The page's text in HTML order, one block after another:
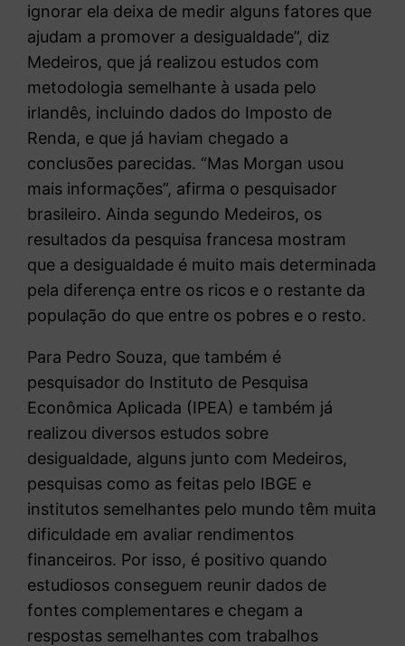
ignorar ela deixa de medir alguns fatores que
ajudam a promover a desigualdade”, diz
Medeiros, que já realizou estudos com
metodologia semelhante à usada pelo
irlandês, incluindo dados do Imposto de
Renda, e que já haviam chegado a
conclusões parecidas. “Mas Morgan usou
mais informações”, afirma o pesquisador
brasileiro. Ainda segundo Medeiros, os
resultados da pesquisa francesa mostram
que a desigualdade é muito mais determinada
pela diferença entre os ricos e o restante da
população do que entre os pobres e o resto.
Para Pedro Souza, que também é
pesquisador do Instituto de Pesquisa
Econômica Aplicada (IPEA) e também já
realizou diversos estudos sobre
desigualdade, alguns junto com Medeiros,
pesquisas como as feitas pelo IBGE e
institutos semelhantes pelo mundo têm muita
dificuldade em avaliar rendimentos
financeiros. Por isso, é positivo quando
estudiosos conseguem reunir dados de
fontes complementares e chegam a
respostas semelhantes com trabalhos